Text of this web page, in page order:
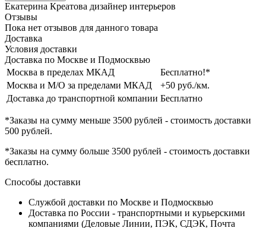
Екатерина Креатова дизайнер интерьеров
Отзывы
Пока нет отзывов для данного товара
Доставка
Условия доставки
Доставка по Москве и Подмосквью
Москва в пределах МКАД
Бесплатно!*
Москва и М/О за пределами МКАД
+50 руб./км.
Доставка до транспортной компании Бесплатно
*Заказы на сумму меньше 3500 рублей - стоимость доставки
500 рублей.
*Заказы на сумму больше 3500 рублей - стоимость доставки
бесплатно.
Способы доставки
Службой доставки по Москве и Подмосквью
Доставка по России - транспортными и курьерскими
компаниями (Деловые Линии, ПЭК, СДЭК, Почта